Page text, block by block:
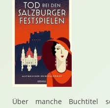
Über manche Buchtitel